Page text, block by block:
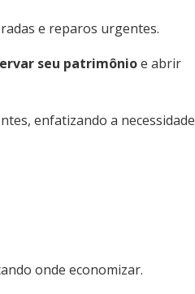
e reparos urgentes.
seu patrimônioe abrir
enfatizando a necessidade
onde economizar.